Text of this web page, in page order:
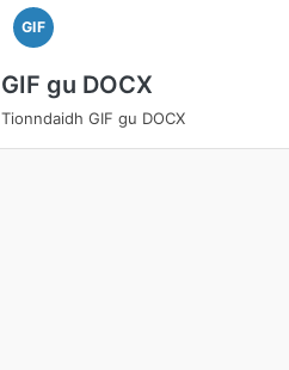
GIF
GIF gu DOCX
Tionndaidh GIF gu DOCX